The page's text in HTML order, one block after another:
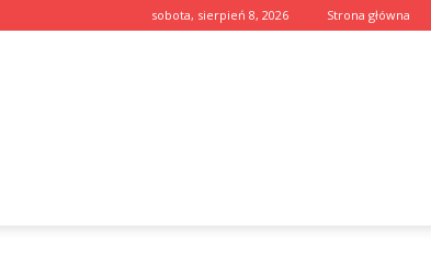
sobota, sierpień 8, 2026 Strona główna